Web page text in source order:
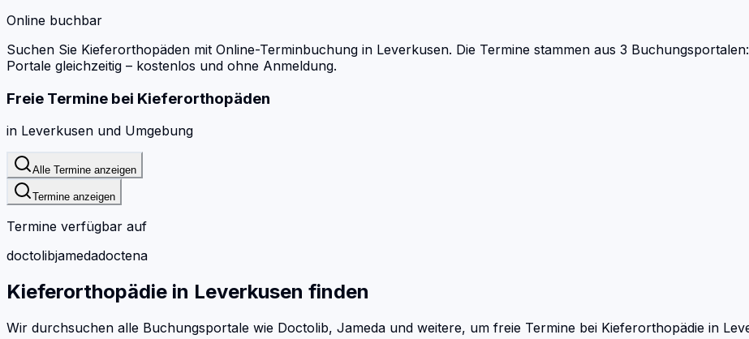
Online buchbar
Suchen Sie Kieferorthopäden mit Online-Terminbuchung in Leverkusen. Die Termine stammen aus 3
Portale gleichzeitig – kostenlos und ohne Anmeldung.
Freie Termine bei Kieferorthopäden
in Leverkusen und Umgebung
Alle Termine anzeigen
Termine anzeigen
Termine verfügbar auf
doctolibjamedadoctena
Kieferorthopädie in Leverkusen finden
Wir durchsuchen alle Buchungsportale wie Doctolib, Jameda und weitere, um freie Termine bei Kieferorthopädie in